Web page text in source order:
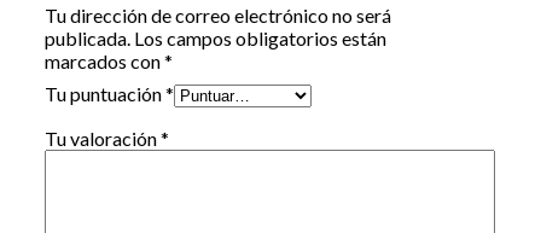
Tu dirección de correo electrónico no será
publicada. Los campos obligatorios están
marcados con*
Tu puntuación*
Tu valoración*